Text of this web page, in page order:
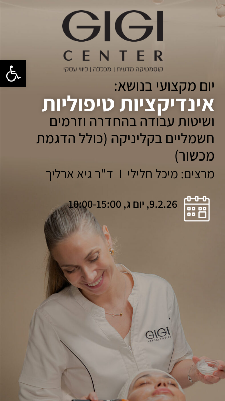
פתח
יום מקצועי בנושא:
אינדיקציות טיפוליות
ושיטות עבודה בהחדרה וזרמים
חשמליים בקליניקה (כולל הדגמת
מכשור)
מרצים: מיכל חלילי I ד"ר גיא ארליך
9.2.26, יום ג, 10:00-15:00